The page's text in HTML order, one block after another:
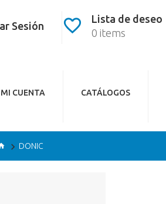
Sesión
Lista de deseo
0 items
MI CUENTA CATÁLOGOS
DONIC